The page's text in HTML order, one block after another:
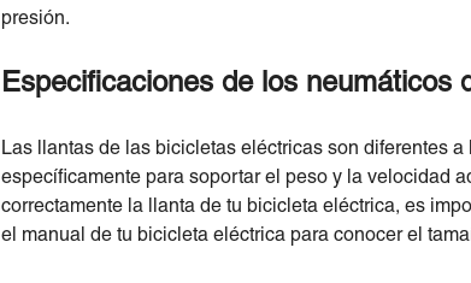
presión.
Especificaciones de los neumáticos
Las llantas de las bicicletas eléctricas son diferentes
específicamente para soportar el peso y la velocidad
correctamente la llanta de tu bicicleta eléctrica, es
el manual de tu bicicleta eléctrica para conocer el